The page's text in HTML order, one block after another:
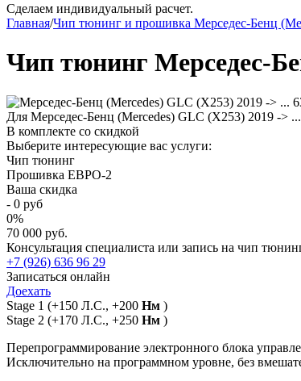
Сделаем индивидуальный расчет.
Главная/Чип тюнинг и прошивка Мерседес-Бенц
Чип тюнинг Мерседес-
Для Мерседес-Бенц (Mercedes) GLC (X253) 2019 ->
В комплекте со скидкой
Выберите интересующие вас услуги:
Чип тюнинг
Прошивка ЕВРО-2
Ваша скидка
- 0 руб
0%
70 000 руб.
Консультация специалиста или запись на чип
+7 (926) 636 96 29
Записаться онлайн
Доехать
Stage 1 (+150 Л.С., +200 Нм )
Stage 2 (+170 Л.С., +250 Нм )
Перепрограммирование электронного блока
Исключительно на программном уровне, без